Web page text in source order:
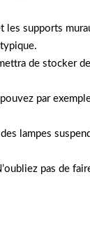
les supports
de stocker
par
lampes
pas de